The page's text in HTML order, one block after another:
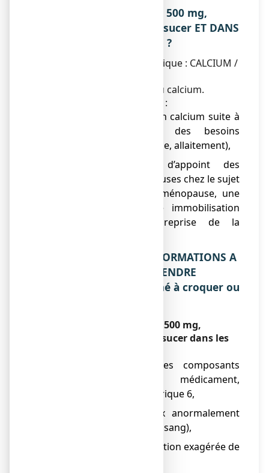
1. QU’EST-CE QUE FIXICAL 500 mg,
comprimé à croquer ou à sucer ET DANS
QUELS CAS EST-IL UTILISE ?
Classe pharmacothérapeutique : CALCIUM /
Ce médicament contient du calcium.
Ce médicament est indiqué :
● en cas de carences en calcium suite à
une augmentation des besoins
(croissance, grossesse, allaitement),
● en traitement d’appoint des
décalcifications osseuses chez le sujet
âgé, ou suite à la ménopause, une
corticothérapie, une immobilisation
prolongée après reprise de la
2. QUELLES SONT LES INFORMATIONS A
CONNAITRE AVANT DE PRENDRE
FIXICAL 500 mg, comprimé à croquer ou
Ne prenez jamais FIXICAL 500 mg,
comprimé à croquer ou à sucer dans les
● allergie à l’un des composants
contenus dans ce médicament,
mentionnés dans la rubrique 6,
● hypercalcémie (taux anormalement
élevé de calcium dans le sang),
● hypercalciurie (élimination exagérée de